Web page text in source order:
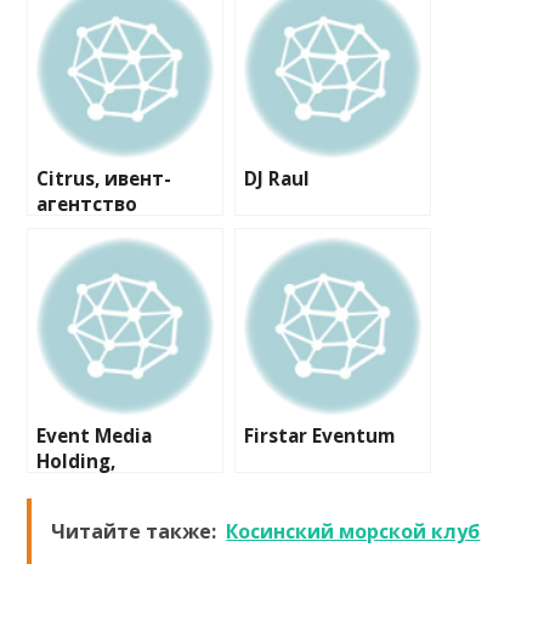
Citrus, ивент-
агентство
DJ Raul
Event Media
Holding,
Firstar Eventum
Читайте также: Косинский морской клуб